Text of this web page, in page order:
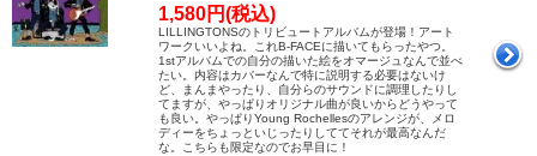
1,580円(税込)
LILLINGTONSのトリビュートアルバムが登場！アート
ワークいいよね。これB-FACEに描いてもらったやつ。
1stアルバムでの自分の描いた絵をオマージュなんで並べ
たい。内容はカバーなんで特に説明する必要はないけ
ど、まんまやったり、自分らのサウンドに調理したりし
てますが、やっぱりオリジナル曲が良いからどうやって
も良い。やっぱりYoung Rochellesのアレンジが、メロ
ディーをちょっといじったりしててそれが最高なんだ
な。こちらも限定なのでお早目に！